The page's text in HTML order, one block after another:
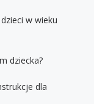
w wieku
dziecka?
dla